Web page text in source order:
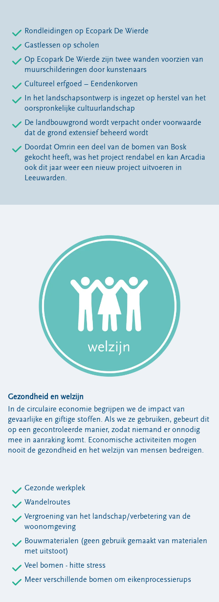
Rondleidingen op Ecopark De Wierde
Gastlessen op scholen
Op Ecopark De Wierde zijn twee wanden voorzien van
muurschilderingen door kunstenaars
Cultureel erfgoed – Eendenkorven
In het landschapsontwerp is ingezet op herstel van het
oorspronkelijke cultuurlandschap
De landbouwgrond wordt verpacht onder voorwaarde
dat de grond extensief beheerd wordt
Doordat Omrin een deel van de bomen van Bosk
gekocht heeft, was het project rendabel en kan Arcadia
ook dit jaar weer een nieuw project uitvoeren in
Leeuwarden.
Gezondheid en welzijn
In de circulaire economie begrijpen we de impact van
gevaarlijke en giftige stoffen. Als we ze gebruiken, gebeurt dit
op een gecontroleerde manier, zodat niemand er onnodig
mee in aanraking komt. Economische activiteiten mogen
nooit de gezondheid en het welzijn van mensen bedreigen.
Gezonde werkplek
Wandelroutes
Vergroening van het landschap/verbetering van de
woonomgeving
Bouwmaterialen (geen gebruik gemaakt van materialen
met uitstoot)
Veel bomen - hitte stress
Meer verschillende bomen om eikenprocessierups